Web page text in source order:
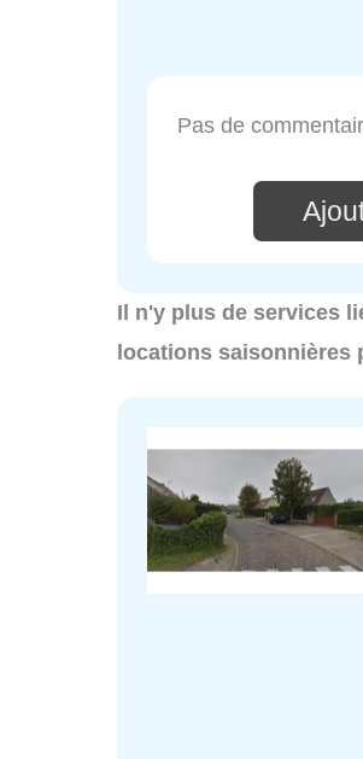
Pas de
Il n'y plus de services
locations